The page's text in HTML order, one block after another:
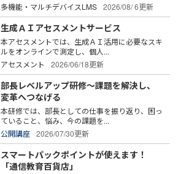
多機能・マルチデバイスLMS
2026/08/ 6更新
生成ＡＩアセスメントサービス
本アセスメントでは、生成ＡＩ活用に必要なスキ
ルをオンラインで測定し、個人...
アセスメント
2026/06/18更新
部長レベルアップ研修～課題を解決し、
変革へつなげる
本研修では、部長としての仕事を振り返り、困っ
ていること、悩み、今の課題を...
公開講座
2026/07/30更新
スマートパックポイントが使えます！
「通信教育百貨店」